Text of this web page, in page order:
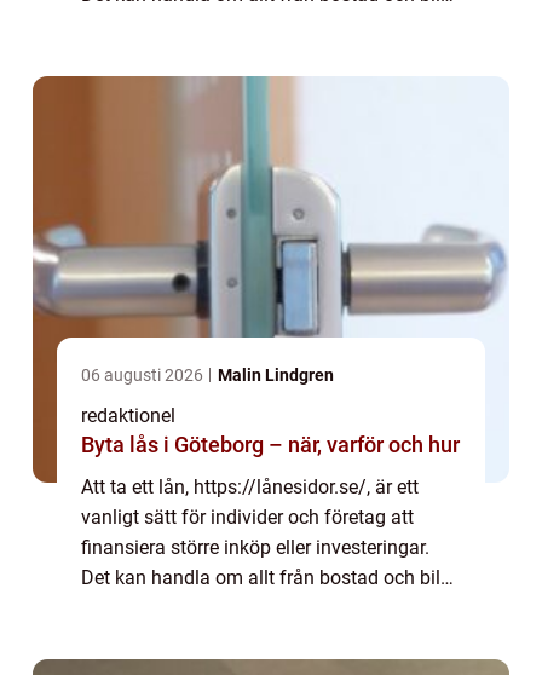
06 augusti 2026 Malin Lindgren
redaktionel
Byta lås i Göteborg – när, varför och hur
Att ta ett lån, https://lånesidor.se/, är ett
vanligt sätt för individer och företag att
finansiera större inköp eller investeringar.
Det kan handla om allt från bostad och bil